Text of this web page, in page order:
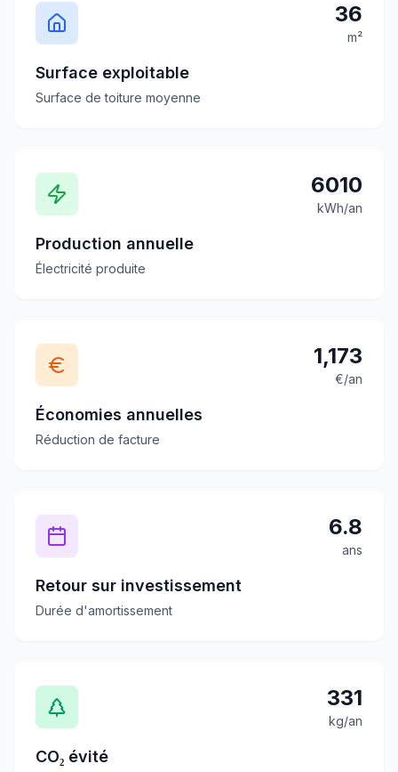
36
m²
Surface exploitable
Surface de toiture moyenne
6010
kWh/an
Production annuelle
Électricité produite
1,173
€/an
Économies annuelles
Réduction de facture
6.8
ans
Retour sur investissement
Durée d'amortissement
331
kg/an
CO₂ évité